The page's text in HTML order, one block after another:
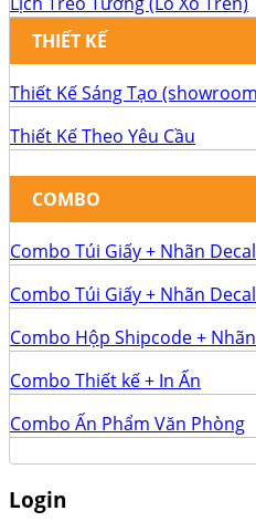
THIẾT KẾ
Thiết Kế Sáng Tạo
Thiết Kế Theo Yêu Cầu
COMBO
Combo Túi Giấy + Nhãn
Combo Túi Giấy + Nhãn
Combo Hộp Shipcode +
Combo Thiết kế + In Ấn
Combo Ấn Phẩm Văn Phòng
Login